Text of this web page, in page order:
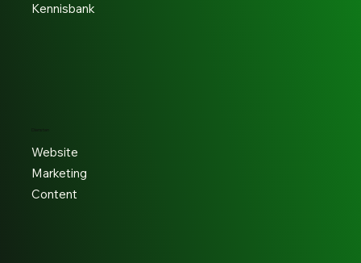
Kennisbank
Diensten
Website
Marketing
Content